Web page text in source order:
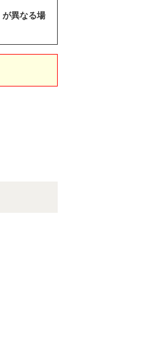
が異なる場